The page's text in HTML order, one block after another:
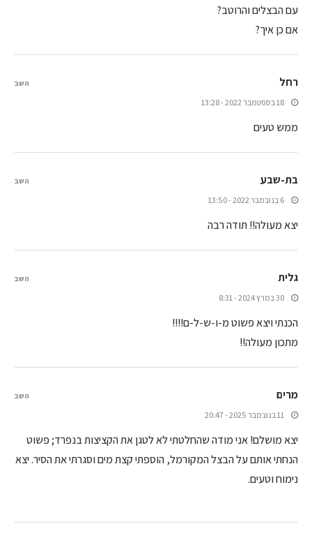
עם הבצלים והרוטב?
אם כן איך?
רחל
18 בספטמבר 2022 - 13:28
ממש טעים
השב
בת-שבע
6 בנובמבר 2022 - 13:50
יצא מעולה!! תודה רבה
השב
גלית
30 במרץ 2024 - 8:31
הכנתי ויצא פשוט מ-ו-ש-ל-ם!!!!
מתכון מעולה!!
השב
מרים
11 בנובמבר 2025 - 20:47
יצא מושלם! אני מודה שהחלטתי לא לטגן את הקציצות בנפרד; פשוט
הנחתי אותם על הבצל המקורמל, הוספתי קצת מים וסגרתי את הסיר. יצא
נימוח וטעים.
השב